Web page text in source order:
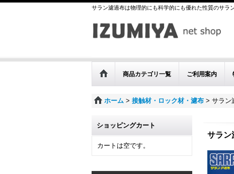
サラン濾過布は物理的にも科学的にも優れた性質のサラ
商品カテゴリ一覧 ご利用案内
ホーム > 接触材・ロック材・濾布 > サラン
ショッピングカート
カートは空です。
サラン